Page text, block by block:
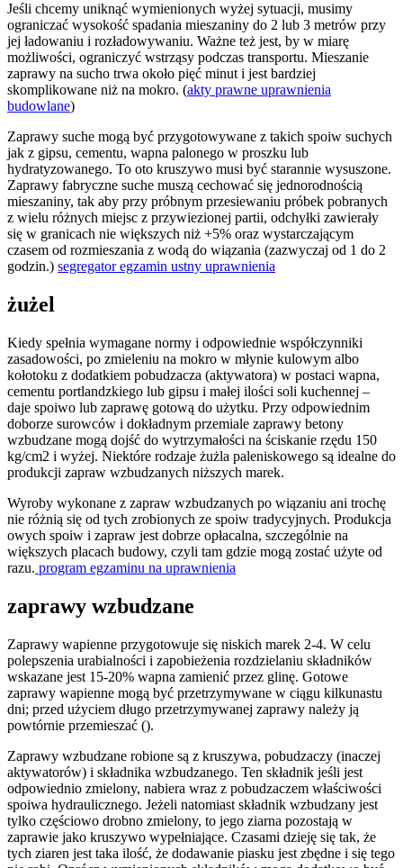
Jeśli chcemy uniknąć wymienionych wyżej sytuacji, musimy
ograniczać wysokość spadania mieszaniny do 2 lub 3 metrów przy
jej ładowaniu i rozładowywaniu. Ważne też jest, by w miarę
możliwości, ograniczyć wstrząsy podczas transportu. Mieszanie
zaprawy na sucho trwa około pięć minut i jest bardziej
skomplikowane niż na mokro. (akty prawne uprawnienia
budowlane)
Zaprawy suche mogą być przygotowywane z takich spoiw suchych
jak z gipsu, cementu, wapna palonego w proszku lub
hydratyzowanego. To oto kruszywo musi być starannie wysuszone.
Zaprawy fabryczne suche muszą cechować się jednorodnością
mieszaniny, tak aby przy próbnym przesiewaniu próbek pobranych
z wielu różnych miejsc z przywiezionej partii, odchyłki zawierały
się w granicach nie większych niż +5% oraz wystarczającym
czasem od rozmieszania z wodą do wiązania (zazwyczaj od 1 do 2
godzin.) segregator egzamin ustny uprawnienia
żużel
Kiedy spełnia wymagane normy i odpowiednie współczynniki
zasadowości, po zmieleniu na mokro w młynie kulowym albo
kołotoku z dodatkiem pobudzacza (aktywatora) w postaci wapna,
cementu portlandzkiego lub gipsu i małej ilości soli kuchennej –
daje spoiwo lub zaprawę gotową do użytku. Przy odpowiednim
doborze surowców i dokładnym przemiale zaprawy betony
wzbudzane mogą dojść do wytrzymałości na ściskanie rzędu 150
kg/cm2 i wyżej. Niektóre rodzaje żużla paleniskowego są idealne do
produkcji zapraw wzbudzanych niższych marek.
Wyroby wykonane z zapraw wzbudzanych po wiązaniu ani trochę
nie różnią się od tych zrobionych ze spoiw tradycyjnych. Produkcja
owych spoiw i zapraw jest dobrze opłacalna, szczególnie na
większych placach budowy, czyli tam gdzie mogą zostać użyte od
razu. program egzaminu na uprawnienia
zaprawy wzbudzane
Zaprawy wapienne przygotowuje się niskich marek 2-4. W celu
polepszenia urabialności i zapobieżenia rozdzielaniu składników
wskazane jest 15-20% wapna zamienić przez glinę. Gotowe
zaprawy wapienne mogą być przetrzymywane w ciągu kilkunastu
dni; przed użyciem długo przetrzymywanej zaprawy należy ją
powtórnie przemieszać ().
Zaprawy wzbudzane robione są z kruszywa, pobudzaczy (inaczej
aktywatorów) i składnika wzbudzanego. Ten składnik jeśli jest
odpowiednio zmielony, nabiera wraz z pobudzaczem właściwości
spoiwa hydraulicznego. Jeżeli natomiast składnik wzbudzany jest
tylko częściowo drobno zmielony, to jego ziarna pozostają w
zaprawie jako kruszywo wypełniające. Czasami dzieję się tak, że
tych ziaren jest taka ilość, że dodawanie piasku jest zbędne i się tego